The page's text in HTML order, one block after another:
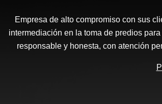
Empresa de alto compromiso con sus
intermediación en la toma de predios
responsable y honesta, con atención